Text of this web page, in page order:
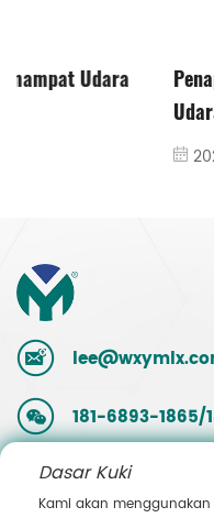
Penapisan Boleh
Udara Mampat Bebibir
181-6893-1865/
0086-510-
Dasar Kuki
Kami akan